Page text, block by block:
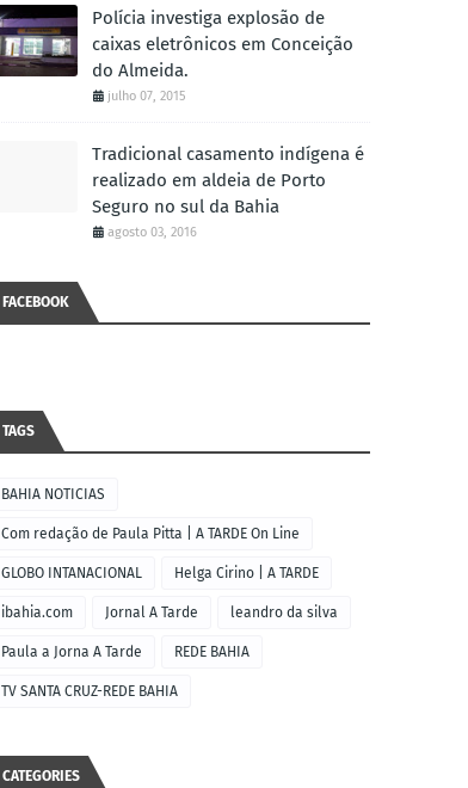
Polícia investiga explosão de
caixas eletrônicos em Conceição
do Almeida.
julho 07, 2015
Tradicional casamento indígena é
realizado em aldeia de Porto
Seguro no sul da Bahia
agosto 03, 2016
FACEBOOK
TAGS
BAHIA NOTICIAS
Com redação de Paula Pitta | A TARDE On Line
GLOBO INTANACIONAL Helga Cirino | A TARDE
ibahia.com Jornal A Tarde leandro da silva
Paula a Jorna A Tarde REDE BAHIA
TV SANTA CRUZ-REDE BAHIA
CATEGORIES